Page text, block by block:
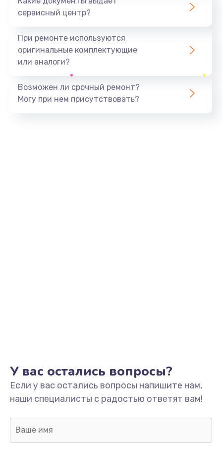
сервисный центр?
При ремонте используются
оригинальные комплектующие
или аналоги?
Возможен ли срочный ремонт?
Могу при нем присутствовать?
У вас остались вопросы?
Если у вас остались вопросы напишите нам,
наши специалисты с радостью ответят вам!